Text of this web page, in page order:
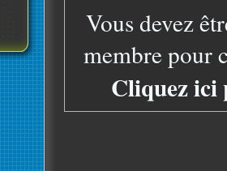
Vous devez
membre pour
Cliquez ici